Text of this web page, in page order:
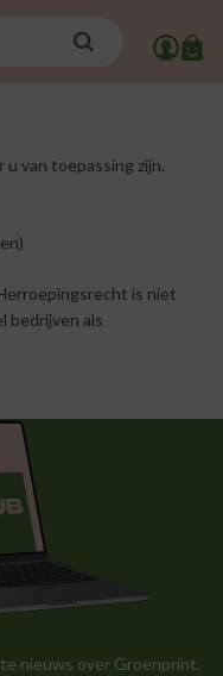
van toepassing zijn.
is niet
bedrijven als
nieuws over Groenprint.